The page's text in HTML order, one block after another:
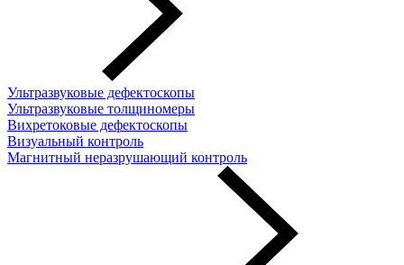
Ультразвуковые дефектоскопы
Ультразвуковые толщиномеры
Вихретоковые дефектоскопы
Визуальный контроль
Магнитный неразрушающий контроль